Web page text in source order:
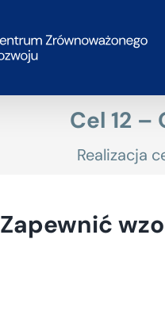
Cel 12
Realizacja
Zapewnić